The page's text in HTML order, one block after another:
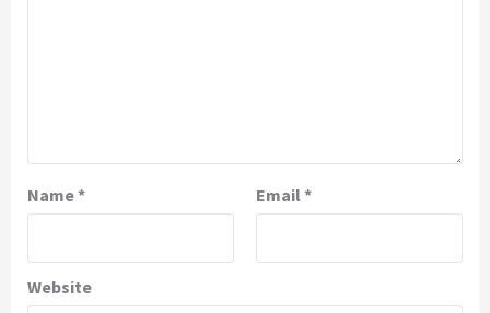
Name* Email*
Website